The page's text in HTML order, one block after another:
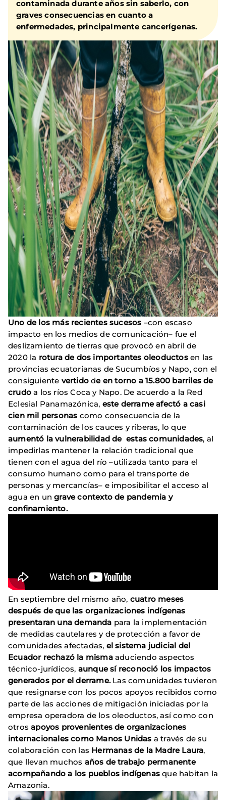
contaminada durante años sin saberlo, con
graves consecuencias en cuanto a
enfermedades, principalmente cancerígenas.
Uno de los más recientes sucesos –con escaso
impacto en los medios de comunicación– fue el
deslizamiento de tierras que provocó en abril de
2020 la rotura de dos importantes oleoductosen las
provincias ecuatorianas de Sucumbíos y Napo, con el
consiguiente vertido de en torno a 15.800 barriles de
crudoa los ríos Coca y Napo. De acuerdo a la Red
Eclesial Panamazónica, este derrame afectó a casi
cien mil personas como consecuencia de la
contaminación de los cauces y riberas, lo que
aumentó la vulnerabilidad de estas comunidades, al
impedirlas mantener la relación tradicional que
tienen con el agua del río –utilizada tanto para el
consumo humano como para el transporte de
personas y mercancías– e imposibilitar el acceso al
agua en un grave contexto de pandemia y
confinamiento.
En septiembre del mismo año, cuatro meses
después de que las organizaciones indígenas
presentaran una demanda para la implementación
de medidas cautelares y de protección a favor de
comunidades afectadas, el sistema judicial del
Ecuador rechazó la mismaaduciendo aspectos
técnico-jurídicos, aunque sí reconoció los impactos
generados por el derrame.Las comunidades tuvieron
que resignarse con los pocos apoyos recibidos como
parte de las acciones de mitigación iniciadas por la
empresa operadora de los oleoductos, así como con
otrosapoyos provenientes de organizaciones
internacionales como Manos Unidas a través de su
colaboración con las Hermanas de la Madre Laura,
que llevan muchos años de trabajo permanente
acompañando a los pueblos indígenas que habitan la
Amazonia.